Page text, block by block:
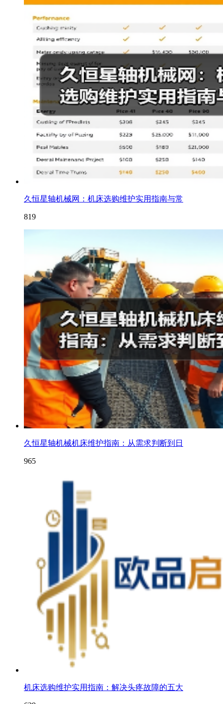
久恒星轴机械网：机床选购维护实用指南与常
819
久恒星轴机械机床维护指南：从需求判断到日
965
机床选购维护实用指南：解决头疼故障的五大